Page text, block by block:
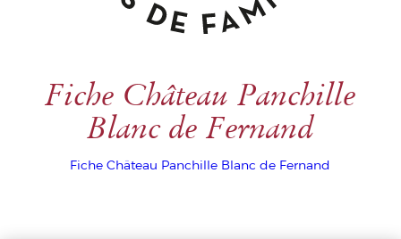
Fiche Château Panchille
Blanc de Fernand
Fiche Château Panchille Blanc de Fernand